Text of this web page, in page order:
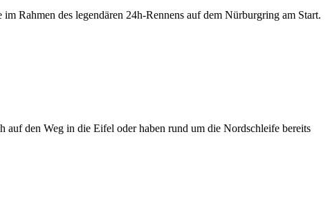
Rahmen des legendären 24h-Rennens auf dem Nürburgring am Start.
auf den Weg in die Eifel oder haben rund um die Nordschleife bereits